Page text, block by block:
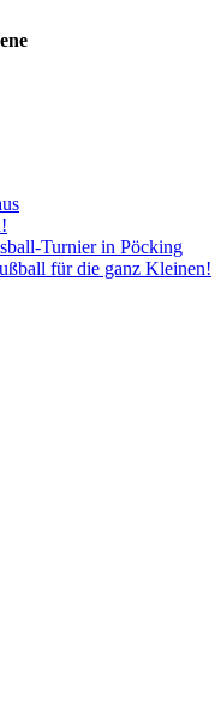
Turnier in Pöcking
für die ganz Kleinen!